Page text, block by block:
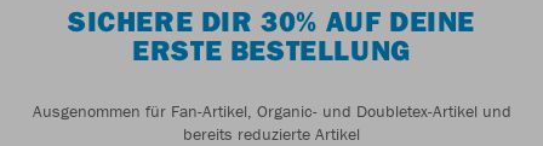
SICHERE DIR 30% AUF DEINE
ERSTE BESTELLUNG
Ausgenommen für Fan-Artikel, Organic- und Doubletex-Artikel und
bereits reduzierte Artikel